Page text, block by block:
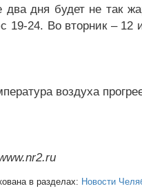
дня будет не так
19-24. Во вторник – 12
воздуха
в разделах: Новости